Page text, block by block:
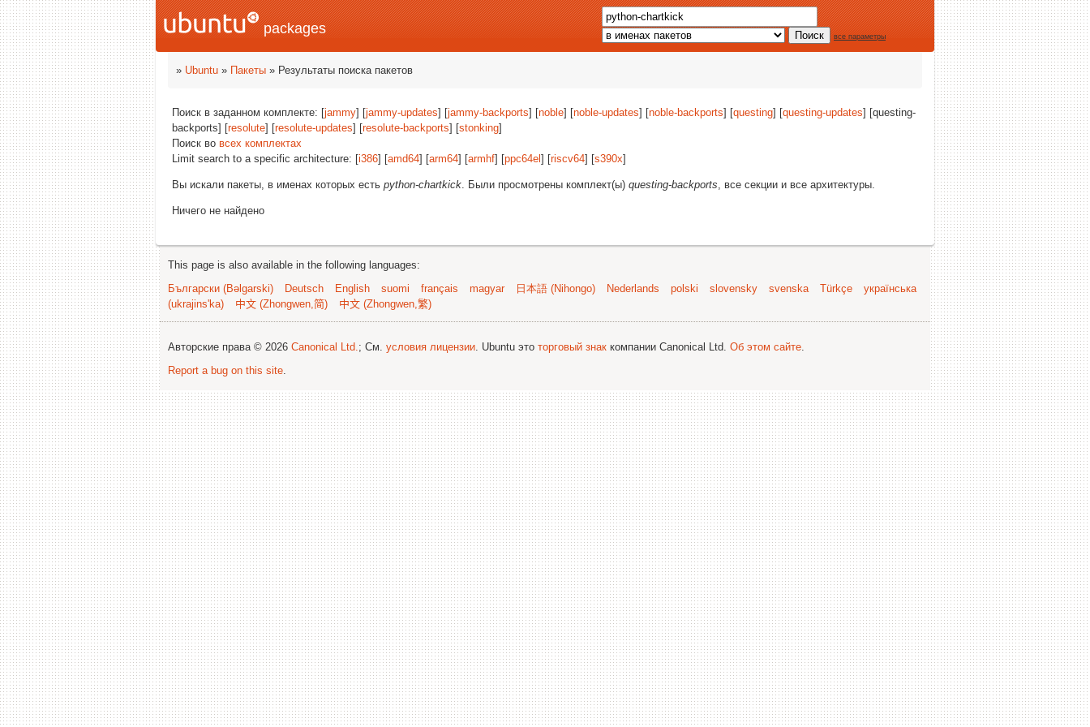
packages все параметры
» Ubuntu » Пакеты » Результаты поиска пакетов
Поиск в заданном комплекте: [jammy] [jammy-updates] [jammy-backports] [noble] [noble-updates] [noble-backports] [questing] [questing-updates] [questing-
backports] [resolute] [resolute-updates] [resolute-backports] [stonking]
Поиск во всех комплектах
Limit search to a specific architecture: [i386] [amd64] [arm64] [armhf] [ppc64el ] [riscv64] [s390x]
Вы искали пакеты, в именах которых есть python-chartkick. Были просмотрены комплект(ы) questing-backports, все секции и все архитектуры.
Ничего не найдено
This page is also available in the following languages:
Български (Bəlgarski)
Deutsch English suomi français magyar 日本語 (Nihongo) Nederlands polski slovensky svenska Türkçe
українська
(ukrajins'ka)
中文 (Zhongwen,简) 中文 (Zhongwen,繁)
Авторские права © 2026 Canonical Ltd.; См. условия лицензии. Ubuntu это торговый знак компании Canonical Ltd. Об этом сайте.
Report a bug on this site.